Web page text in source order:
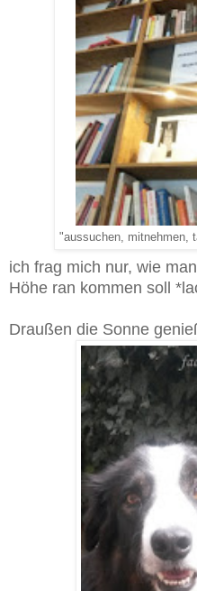
"aussuchen, mitnehmen,
ich frag mich nur, wie
Höhe ran kommen soll
Draußen die Sonne